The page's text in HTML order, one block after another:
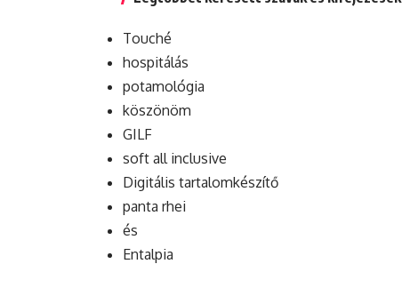
Touché
hospitálás
potamológia
köszönöm
GILF
soft all inclusive
Digitális tartalomkészítő
panta rhei
és
Entalpia